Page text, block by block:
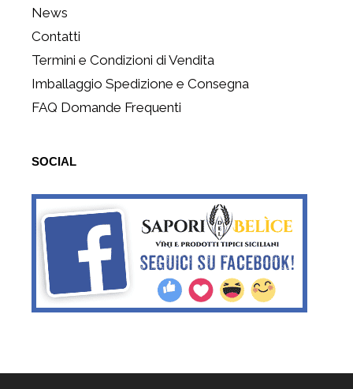
News
Contatti
Termini e Condizioni di Vendita
Imballaggio Spedizione e Consegna
FAQ Domande Frequenti
SOCIAL